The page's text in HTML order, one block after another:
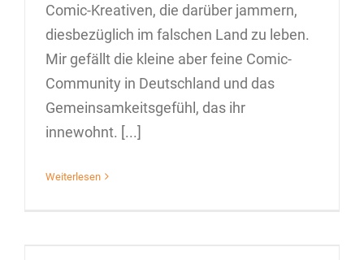
Comic-Kreativen, die darüber jammern,
diesbezüglich im falschen Land zu leben.
Mir gefällt die kleine aber feine Comic-
Community in Deutschland und das
Gemeinsamkeitsgefühl, das ihr
innewohnt. [...]
Weiterlesen